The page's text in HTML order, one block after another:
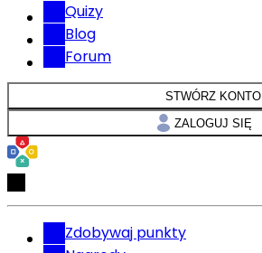
Quizy
Blog
Forum
STWÓRZ KONTO
ZALOGUJ SIĘ
Zdobywaj punkty